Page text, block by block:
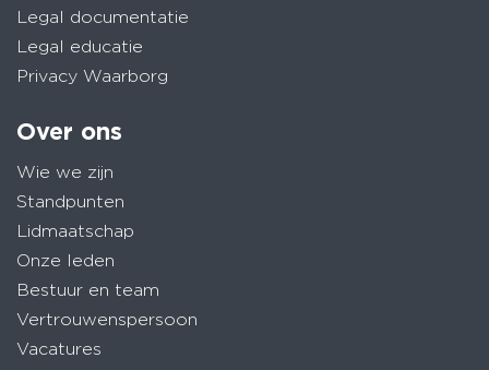
Legal documentatie
Legal educatie
Privacy Waarborg
Over ons
Wie we zijn
Standpunten
Lidmaatschap
Onze leden
Bestuur en team
Vertrouwenspersoon
Vacatures